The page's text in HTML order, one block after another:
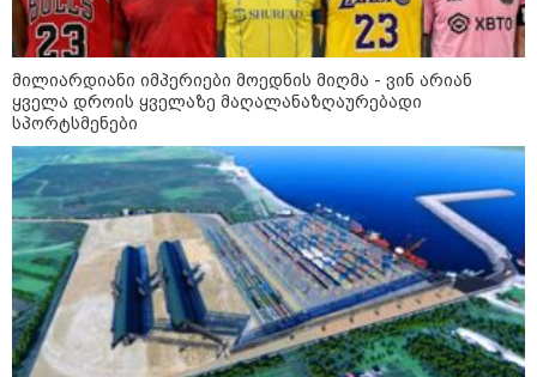
პოლიტიკა
მილიარდიანი იმპერიები მოედნის მიღმა - ვინ არიან
ყველა დროის ყველაზე მაღალანაზღაურებადი
სპორტსმენები